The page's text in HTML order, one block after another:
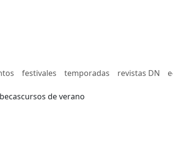
festivales temporadas revistas DN
becascursos de verano